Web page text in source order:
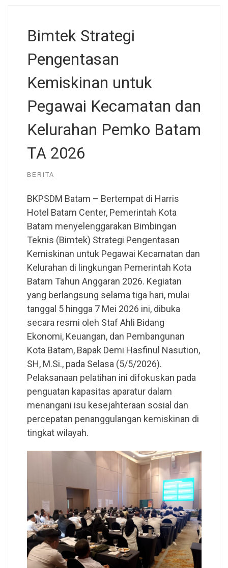
Bimtek Strategi
Pengentasan
Kemiskinan untuk
Pegawai Kecamatan dan
Kelurahan Pemko Batam
TA 2026
BERITA
BKPSDM Batam – Bertempat di Harris
Hotel Batam Center, Pemerintah Kota
Batam menyelenggarakan Bimbingan
Teknis (Bimtek) Strategi Pengentasan
Kemiskinan untuk Pegawai Kecamatan dan
Kelurahan di lingkungan Pemerintah Kota
Batam Tahun Anggaran 2026. Kegiatan
yang berlangsung selama tiga hari, mulai
tanggal 5 hingga 7 Mei 2026 ini, dibuka
secara resmi oleh Staf Ahli Bidang
Ekonomi, Keuangan, dan Pembangunan
Kota Batam, Bapak Demi Hasfinul Nasution,
SH, M.Si., pada Selasa (5/5/2026).
Pelaksanaan pelatihan ini difokuskan pada
penguatan kapasitas aparatur dalam
menangani isu kesejahteraan sosial dan
percepatan penanggulangan kemiskinan di
tingkat wilayah.